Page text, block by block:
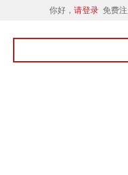
你好， 请登录 免费